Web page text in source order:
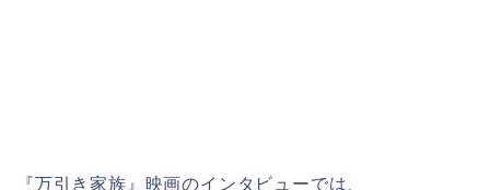
『万引き家族』映画のインタビューでは、